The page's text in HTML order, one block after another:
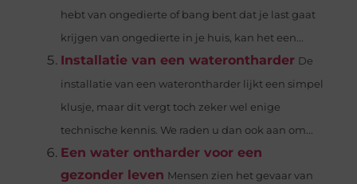
hebt van ongedierte of bang bent dat je last gaat
krijgen van ongedierte in je huis, kan het een...
Installatie van een waterontharder De
installatie van een waterontharder lijkt een simpel
klusje, maar dit vergt toch zeker wel enige
technische kennis. We raden u dan ook aan om...
Een water ontharder voor een
gezonder leven Mensen zien het gevaar van